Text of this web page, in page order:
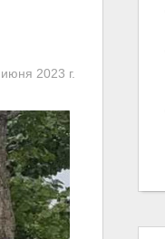
2023 г.